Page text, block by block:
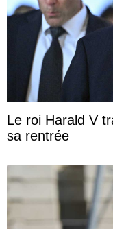
Le roi Harald V
sa rentrée